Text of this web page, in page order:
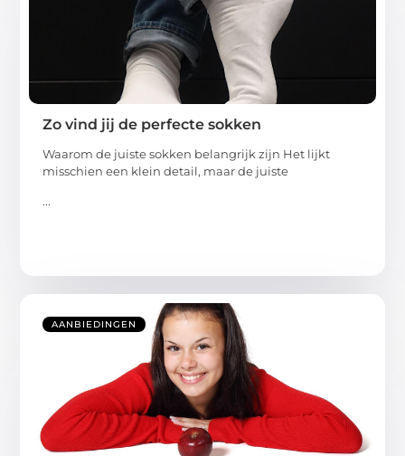
Zo vind jij de perfecte sokken
Waarom de juiste sokken belangrijk zijn Het lijkt
misschien een klein detail, maar de juiste
...
AANBIEDINGEN